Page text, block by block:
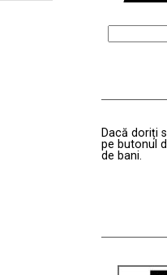
Dacă doriți
pe butonul
de bani.